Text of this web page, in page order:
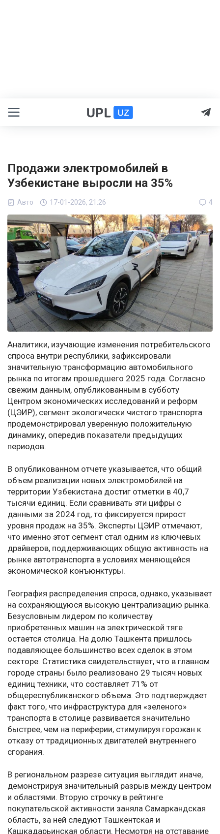
Продажи электромобилей в
Узбекистане выросли на 35%
Авто 17-01-2026, 21:26 4
Аналитики, изучающие изменения потребительского
спроса внутри республики, зафиксировали
значительную трансформацию автомобильного
рынка по итогам прошедшего 2025 года. Согласно
свежим данным, опубликованным в субботу
Центром экономических исследований и реформ
(ЦЭИР), сегмент экологически чистого транспорта
продемонстрировал уверенную положительную
динамику, опередив показатели предыдущих
периодов.
В опубликованном отчете указывается, что общий
объем реализации новых электромобилей на
территории Узбекистана достиг отметки в 40,7
тысячи единиц. Если сравнивать эти цифры с
данными за 2024 год, то фиксируется прирост
уровня продаж на 35%. Эксперты ЦЭИР отмечают,
что именно этот сегмент стал одним из ключевых
драйверов, поддерживающих общую активность на
рынке автотранспорта в условиях меняющейся
экономической конъюнктуры.
География распределения спроса, однако, указывает
на сохраняющуюся высокую централизацию рынка.
Безусловным лидером по количеству
приобретенных машин на электрической тяге
остается столица. На долю Ташкента пришлось
подавляющее большинство всех сделок в этом
секторе. Статистика свидетельствует, что в главном
городе страны было реализовано 29 тысяч новых
единиц техники, что составляет 71% от
общереспубликанского объема. Это подтверждает
факт того, что инфраструктура для «зеленого»
транспорта в столице развивается значительно
быстрее, чем на периферии, стимулируя горожан к
отказу от традиционных двигателей внутреннего
сгорания.
В региональном разрезе ситуация выглядит иначе,
демонстрируя значительный разрыв между центром
и областями. Вторую строчку в рейтинге
покупательской активности заняла Самаркандская
область, за ней следуют Ташкентская и
Кашкадарьинская области. Несмотря на отставание